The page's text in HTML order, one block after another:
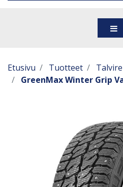
Etusivu Tuotteet
GreenMax Winter Grip